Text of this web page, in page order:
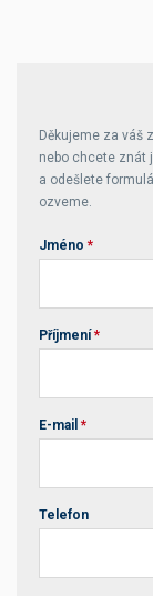
Děkujeme za váš
nebo chcete znát
a odešlete
ozveme.
Jméno *
Příjmení *
E-mail *
Telefon